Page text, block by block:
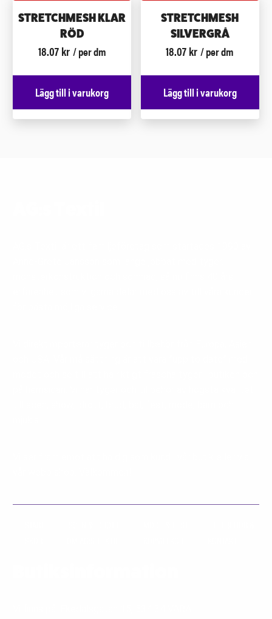
STRETCHMESH KLAR
RÖD
18.07kr / per dm
Lägg till i varukorg
STRETCHMESH
SILVERGRÅ
18.07kr / per dm
Lägg till i varukorg